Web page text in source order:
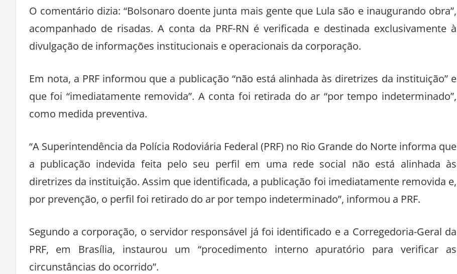
O comentário dizia: “Bolsonaro doente junta mais gente que Lula são e inaugurando obra”,
acompanhado de risadas. A conta da PRF-RN é verificada e destinada exclusivamente à
divulgação de informações institucionais e operacionais da corporação.
Em nota, a PRF informou que a publicação “não está alinhada às diretrizes da instituição” e
que foi “imediatamente removida”. A conta foi retirada do ar “por tempo indeterminado”,
como medida preventiva.
“A Superintendência da Polícia Rodoviária Federal (PRF) no Rio Grande do Norte informa que
a publicação indevida feita pelo seu perfil em uma rede social não está alinhada às
diretrizes da instituição. Assim que identificada, a publicação foi imediatamente removida e,
por prevenção, o perfil foi retirado do ar por tempo indeterminado”, informou a PRF.
Segundo a corporação, o servidor responsável já foi identificado e a Corregedoria-Geral da
PRF, em Brasília, instaurou um “procedimento interno apuratório para verificar as
circunstâncias do ocorrido”.